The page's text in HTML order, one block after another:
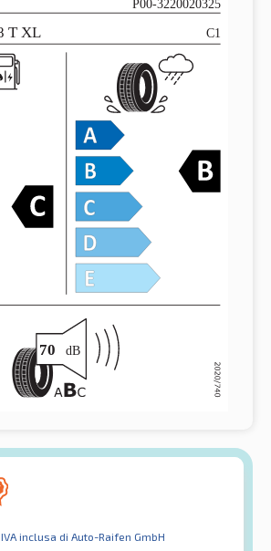
IVA inclusa di Auto-Raifen GmbH